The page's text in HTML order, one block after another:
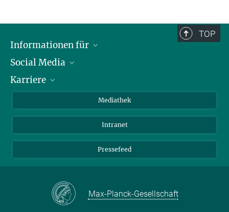
TOP
Informationen für
Journalisten
Schule
Social Media
LinkedIn
Karriere
Mediathek
Intranet
Pressefeed
Max-Planck-Gesellschaft